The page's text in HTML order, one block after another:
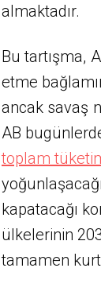
almaktadır.
Bu tartışma,
etme
ancak savaş
AB
toplam
kapatacağı
ülkelerinin
tamamen